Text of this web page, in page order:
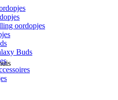
oordopjes
Buds